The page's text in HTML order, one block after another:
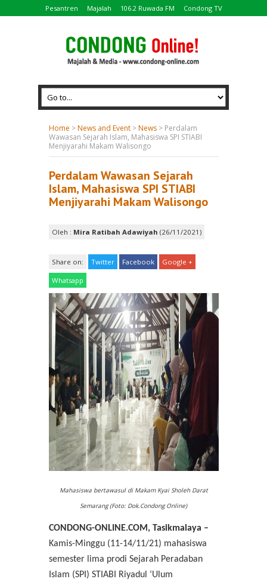
Pesantren Majalah 106.2 Ruwada FM Condong TV
Home >News and Event >News> Perdalam
Wawasan Sejarah Islam, Mahasiswa SPI STIABI
Menjiyarahi Makam Walisongo
Perdalam Wawasan Sejarah
Islam, Mahasiswa SPI STIABI
Menjiyarahi Makam Walisongo
Oleh : Mira Ratibah Adawiyah (26/11/2021)
Share on: Twitter Facebook Google +
Whatsapp
Mahasiswa bertawasul di Makam Kyai Sholeh Darat
Semarang (Foto: Dok.Condong Online)
CONDONG-ONLINE.COM, Tasikmalaya –
Kamis-Minggu (11-14/11/21) mahasiswa
semester lima prodi Sejarah Peradaban
Islam (SPI) STIABI Riyadul ‘Ulum